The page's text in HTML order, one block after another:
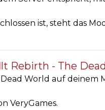
ist, steht das
Rebirth - The
World auf deinem
VeryGames.